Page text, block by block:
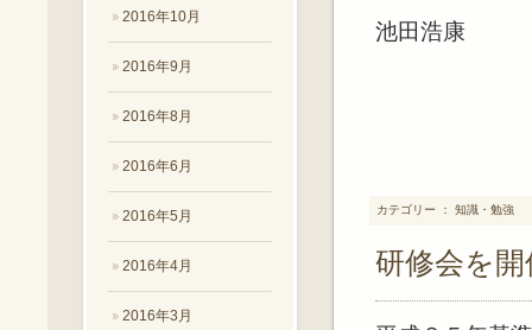
2016年10月
2016年9月
2016年8月
2016年6月
2016年5月
2016年4月
2016年3月
池田浩康
カテゴリー ： 知識・勉強
研修会を